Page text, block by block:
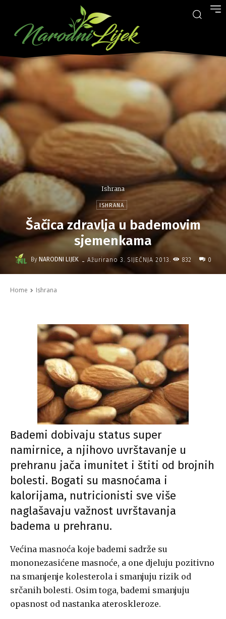
Ishrana
ISHRANA
Šačica zdravlja u bademovim
sjemenkama
By NARODNI LIJEK - Ažurirano 3. SIJEČNJA 2013. 832 0
Home Ishrana
Bademi dobivaju status super
namirnice, a njihovo uvrštavanje u
prehranu jača imunitet i štiti od brojnih
bolesti. Bogati su masnoćama i
kalorijama, nutricionisti sve više
naglašavaju važnost uvrštavanja
badema u prehranu.
Većina masnoća koje bademi sadrže su
mononezasićene masnoće, a one djeluju pozitivno
na smanjenje kolesterola i smanjuju rizik od
srčanih bolesti. Osim toga, bademi smanjuju
opasnost od nastanka ateroskleroze.